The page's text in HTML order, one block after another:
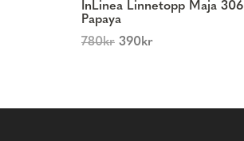
InLinea Linnetopp Maja 306
Papaya
780kr 390kr